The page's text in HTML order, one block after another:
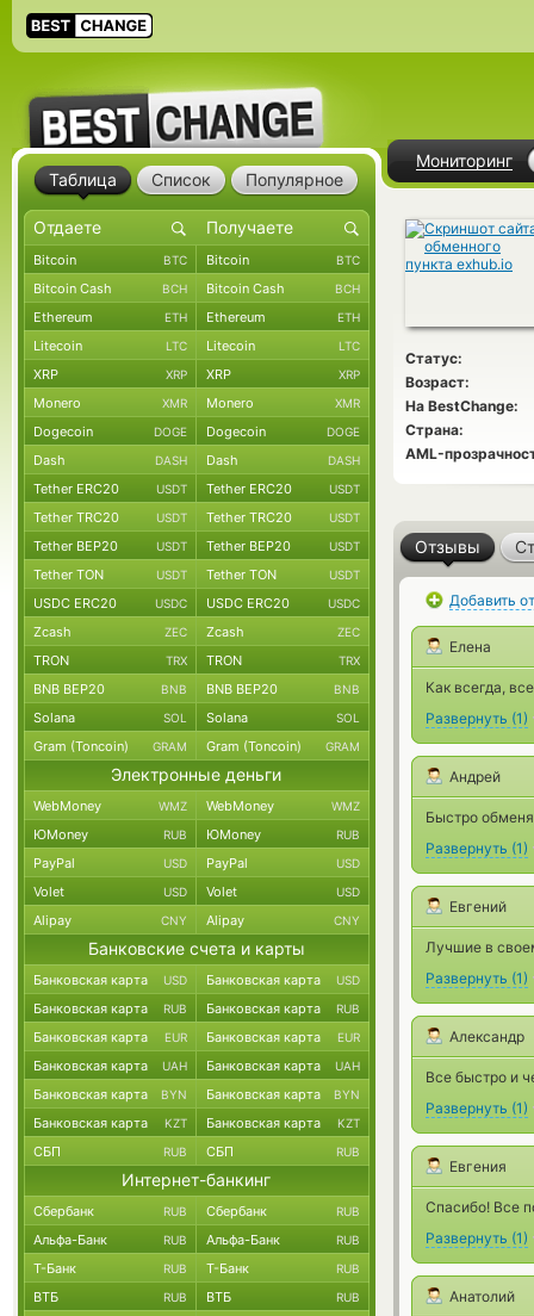
Мониторинг
Статус:
Возраст:
На BestChange:
Страна:
AML-
Отзывы
Добавить
Елена
Как всегда,
Развернуть (1)
Андрей
Быстро
Развернуть (1)
Евгений
Лучшие в
Развернуть (1)
Александр
Все быстро и
Развернуть (1)
Евгения
Спасибо! Все
Развернуть (1)
Анатолий
Таблица Список Популярное
Bitcoin BTC Bitcoin BTC
Bitcoin Cash BCH Bitcoin Cash BCH
Ethereum ETH Ethereum ETH
Litecoin LTC Litecoin LTC
XRP XRP XRP XRP
Monero XMR Monero XMR
Dogecoin DOGE Dogecoin DOGE
Dash DASH Dash DASH
Tether ERC20 USDT Tether ERC20 USDT
Tether TRC20 USDT Tether TRC20 USDT
Tether BEP20 USDT Tether BEP20 USDT
Tether TON USDT Tether TON USDT
USDC ERC20 USDC USDC ERC20 USDC
Zcash ZEC Zcash ZEC
TRON TRX TRON TRX
BNB BEP20 BNB BNB BEP20 BNB
Solana SOL Solana SOL
Gram (Toncoin) GRAM Gram (Toncoin) GRAM
Электронные деньги
WebMoney WMZ WebMoney WMZ
ЮMoney RUB ЮMoney RUB
PayPal USD PayPal USD
Volet USD Volet USD
Alipay CNY Alipay CNY
Банковские счета и карты
Банковская карта USD Банковская карта USD
Банковская карта RUB Банковская карта RUB
Банковская карта EUR Банковская карта EUR
Банковская карта UAH Банковская карта UAH
Банковская карта BYN Банковская карта BYN
Банковская карта KZT Банковская карта KZT
СБП RUB СБП RUB
Интернет-банкинг
Сбербанк RUB Сбербанк RUB
Альфа-Банк RUB Альфа-Банк RUB
Т-Банк RUB Т-Банк RUB
ВТБ RUB ВТБ RUB